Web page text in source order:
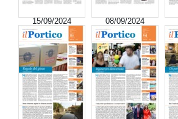
15/09/2024 08/09/2024